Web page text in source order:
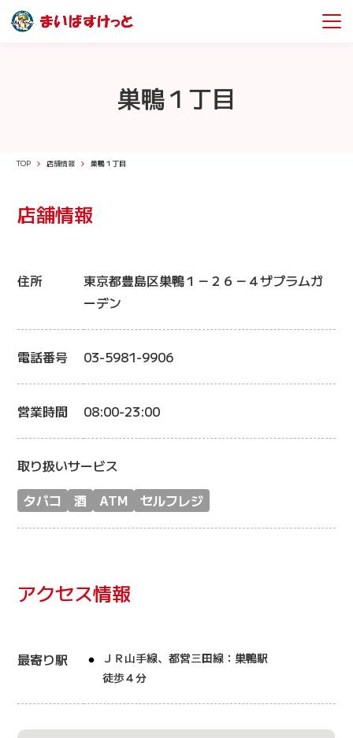
巣鴨１丁目
TOP 店舗情報 巣鴨１丁目
店舗情報
住所
東京都豊島区巣鴨１－２６－４ザプラムガ
ーデン
電話番号 03-5981-9906
営業時間 08:00-23:00
取り扱いサービス
タバコ
酒 ATM セルフレジ
アクセス情報
最寄り駅
ＪＲ山手線、都営三田線：巣鴨駅
徒歩４分